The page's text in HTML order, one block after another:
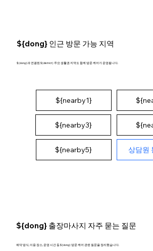
${dong} 인근 방문 가능 지역
${dong}과 연결된 ${district} 주요 생활권 지역도 함께 방문 케어가 운영됩니다.
${nearby1}
${nearby3}
${nearby5} 상담원
${dong} 출장마사지 자주 묻는 질문
예약 방식, 이용 장소, 운영 시간 등 ${dong} 방문 케어 관련 질문을 정리했습니다.